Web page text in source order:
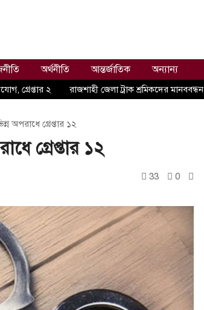
অর্থনীতি আন্তর্জাতিক অন্যান্য
গ্রেপ্তার ২ রাজশাহী জেলা ট্রাক শ্রমিকদের মানববন্ধন
অপরাধে গ্রেপ্তার ১২
গ্রেপ্তার ১২
33 0